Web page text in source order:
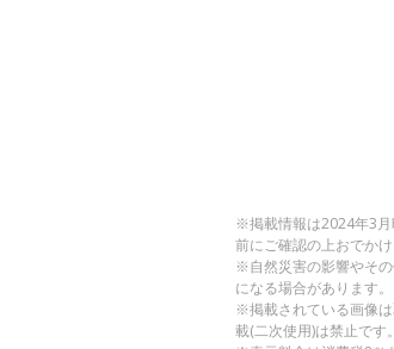
※掲載情報は2024年3月
前にご確認の上おでかけ
※自然災害の影響やそ
になる場合があります。
※掲載されている画像
載(二次使用)は禁止です。